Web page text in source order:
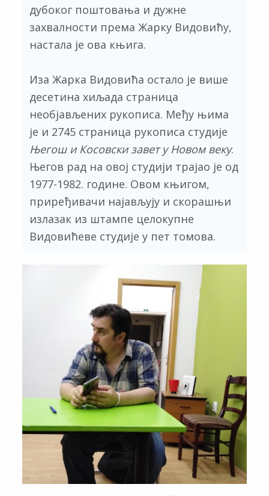
дубоког поштовања и дужне
захвалности према Жарку Видовићу,
настала је ова књига.
Иза Жарка Видовића остало је више
десетина хиљада страница
необјављених рукописа. Међу њима
је и 2745 страница рукописа студије
Његош и Косовски завет у Новом веку.
Његов рад на овој студији трајао је од
1977-1982. године. Овом књигом,
приређивачи најављују и скорашњи
излазак из штампе целокупне
Видовићеве студије у пет томова.